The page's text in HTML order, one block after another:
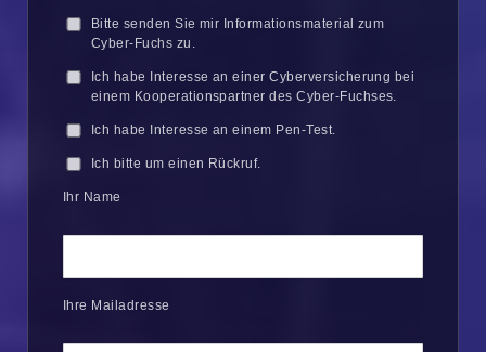
Bitte senden Sie mir Informationsmaterial zum
Cyber-Fuchs zu.
Ich habe Interesse an einer Cyberversicherung bei
einem Kooperationspartner des Cyber-Fuchses.
Ich habe Interesse an einem Pen-Test.
Ich bitte um einen Rückruf.
Ihr Name
Ihre Mailadresse